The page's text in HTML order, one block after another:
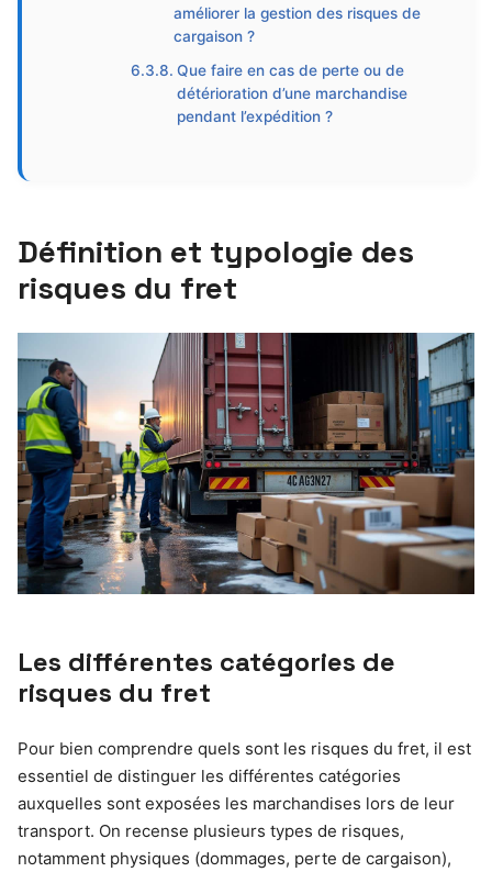
améliorer la gestion des risques de
cargaison ?
Que faire en cas de perte ou de
détérioration d’une marchandise
pendant l’expédition ?
Définition et typologie des
risques du fret
Les différentes catégories de
risques du fret
Pour bien comprendre quels sont les risques du fret, il est
essentiel de distinguer les différentes catégories
auxquelles sont exposées les marchandises lors de leur
transport. On recense plusieurs types de risques,
notamment physiques (dommages, perte de cargaison),